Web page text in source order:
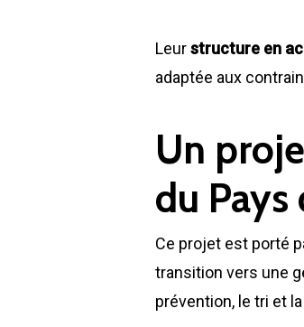
Leurstructure en
adaptée aux
Un
du Pays
Ce projet est porté
transition vers une
prévention, le tri et